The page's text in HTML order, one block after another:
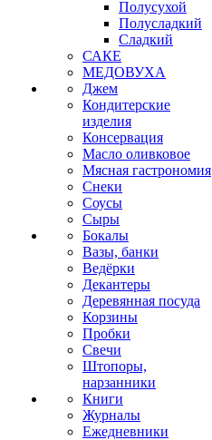
Полусухой
Полусладкий
Сладкий
САКЕ
МЕДОВУХА
Джем
Кондитерские
изделия
Консервация
Масло оливковое
Мясная гастрономия
Снеки
Соусы
Сыры
Бокалы
Вазы, банки
Ведёрки
Декантеры
Деревянная посуда
Корзины
Пробки
Свечи
Штопоры,
нарзанники
Книги
Журналы
Ежедневники